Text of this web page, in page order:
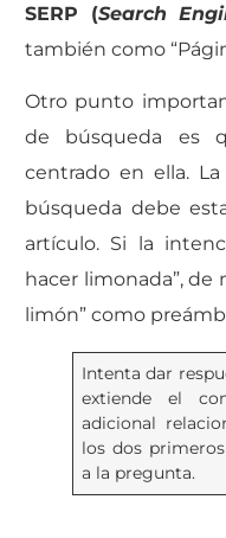
SERP (Search
también como
Otro punto
de búsqueda es
centrado en ella.
búsqueda debe
artículo. Si la
hacer limonada”, de
limón” como
Intenta dar
extiende el
adicional
los dos
a la pregunta.